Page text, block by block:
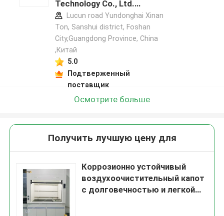
Technology Co., Ltd.
профиль производителя
Lucun road Yundonghai Xinan
Ton, Sanshui district, Foshan
City,Guangdong Province, China
,Китай
5.0
Подтверженный
поставщик
Осмотрите больше
Получить лучшую цену для
Коррозионно устойчивый
воздухоочистительный капот
с долговечностью и легкой